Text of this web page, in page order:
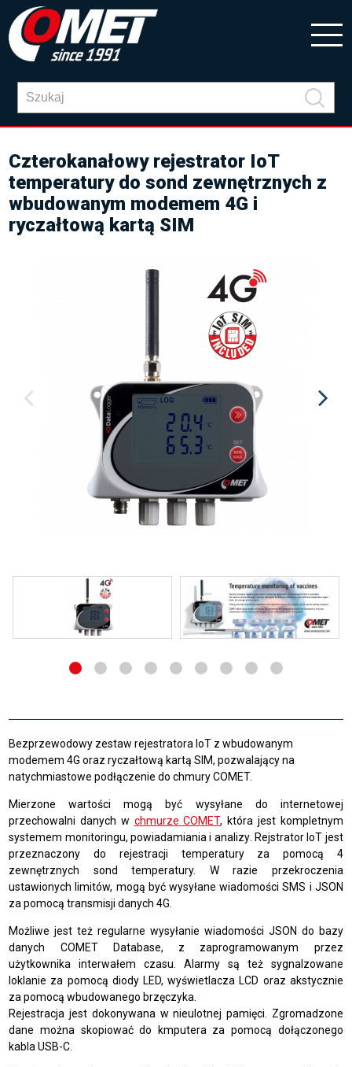
Czterokanałowy rejestrator IoT
temperatury do sond zewnętrznych z
wbudowanym modemem 4G i
ryczałtową kartą SIM
Bezprzewodowy zestaw rejestratora IoT z wbudowanym
modemem 4G oraz ryczałtową kartą SIM, pozwalający na
natychmiastowe podłączenie do chmury COMET.
Mierzone wartości mogą być wysyłane do internetowej
przechowalni danych w chmurze COMET, która jest kompletnym
systemem monitoringu, powiadamiania i analizy. Rejstrator IoT jest
przeznaczony do rejestracji temperatury za pomocą 4
zewnętrznych sond temperatury. W razie przekroczenia
ustawionych limitów, mogą być wysyłane wiadomości SMS i JSON
za pomocą transmisji danych 4G.
Możliwe jest też regularne wysyłanie wiadomości JSON do bazy
danych COMET Database, z zaprogramowanym przez
użytkownika interwałem czasu. Alarmy są też sygnalzowane
loklanie za pomocą diody LED, wyświetlacza LCD oraz akstycznie
za pomocą wbudowanego brzęczyka.
Rejestracja jest dokonywana w nieulotnej pamięci. Zgromadzone
dane można skopiować do kmputera za pomocą dołączonego
kabla USB-C.